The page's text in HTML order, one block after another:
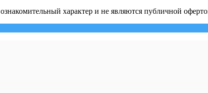
характер и не являются публичной